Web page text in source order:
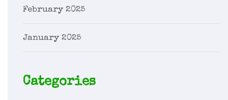
February 2025
January 2025
Categories